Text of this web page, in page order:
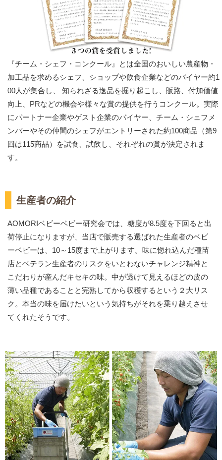
『チーム・シェフ・コンクール』とは全国のおいしい農産物・
加工品を求めるシェフ、ショップや飲食企業などのバイヤー約1
00人が集合し、 知られざる逸品を掘り起こし、販路、付加価値
向上、PRなどの機会や様々な賞の提供を行うコンクール。実際
にパートナー企業やゲスト企業のバイヤー、チーム・シェフメ
ンバーやその仲間のシェフがエントリーされた約100商品（第9
回は115商品）を試食、試飲し、それぞれの賞が決定されま
す。
生産者の紹介
AOMORIベビーベビー研究会では、糖度が8.5度を下回ると出
荷停止になりますが、当店で販売する選ばれた生産者のベビ
ーベビーは、10～15度まで上がります。味に惚れ込んだ種苗
店とベテラン生産者のリスクをいとわないチャレンジ精神と
こだわりが産んだキセキの味。中が透けて見えるほどの皮の
薄い品種であることと完熟してから収穫するという２大リス
ク。本当の味を届けたいという気持ちがそれを乗り越えさせ
てくれたそうです。